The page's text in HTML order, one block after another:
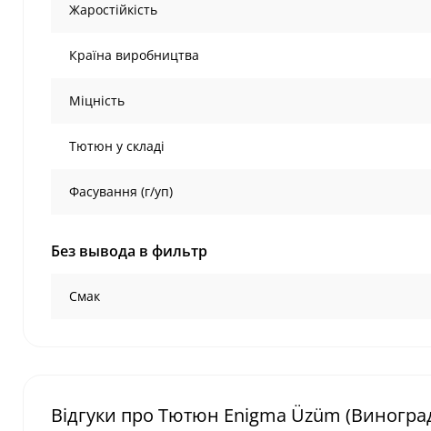
Жаростійкість
Країна виробництва
Міцність
Тютюн у складі
Фасування (г/уп)
Без вывода в фильтр
Смак
Відгуки про Тютюн Enigma Üzüm